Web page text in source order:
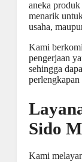
aneka
menarik
usaha,
Kami
pengerjaan
sehingga
perlengkapan
Sido
Kami